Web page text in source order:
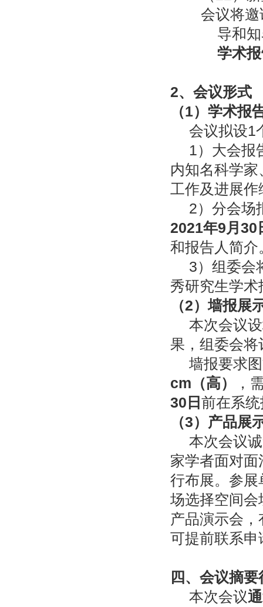
会议将
导和
学术
2、会议形式
（1）学术报
会议拟设1
1）大会报
内知名科学
工作及进展
2）分会场
2021年9月 30
和报告人简介
3）组委会
秀研究生学
（2）墙报展
本次会议
果，组委会
墙报要求
cm （高）
，
30 日 前在系
（3）产品展
本次会议
家学者面对
行布展。参
场选择空间
产品演示会
可提前联系
四、会议摘要
本次会议